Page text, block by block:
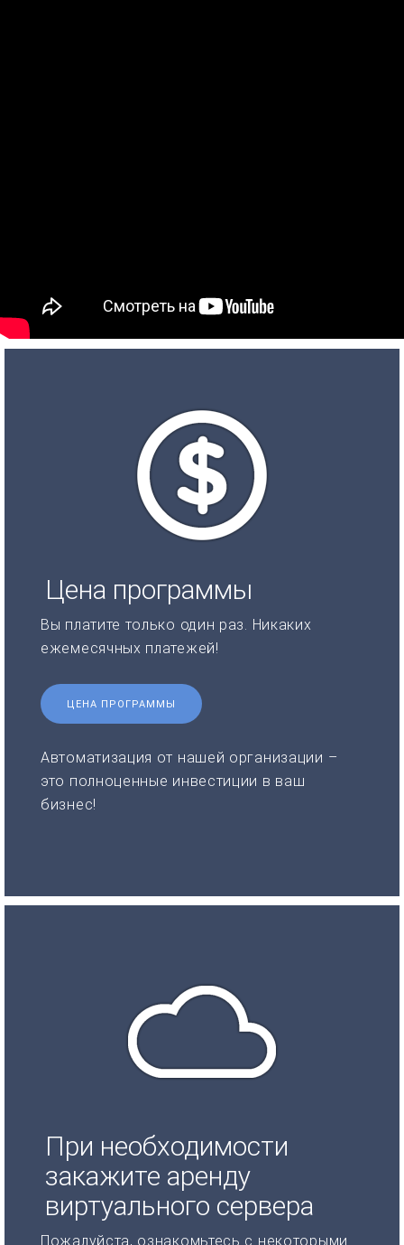
Цена программы
Вы платите только один раз. Никаких
ежемесячных платежей!
ЦЕНА ПРОГРАММЫ
Автоматизация от нашей организации –
это полноценные инвестиции в ваш
бизнес!
При необходимости
закажите аренду
виртуального сервера
Пожалуйста, ознакомьтесь с некоторыми